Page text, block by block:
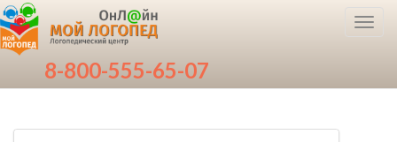
8-800-555-65-07